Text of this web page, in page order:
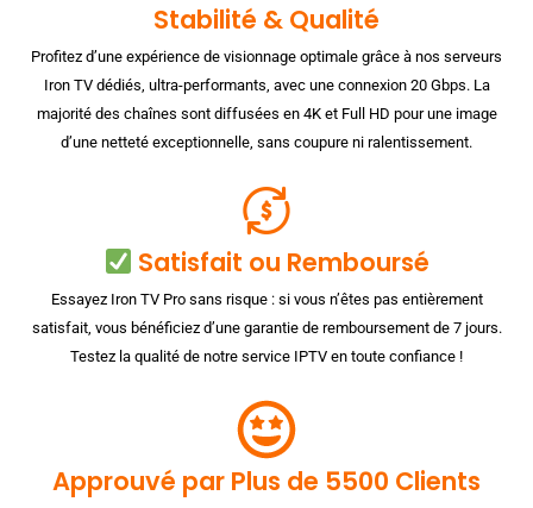
Stabilité & Qualité
Profitez d’une expérience de visionnage optimale grâce à nos serveurs
Iron TV dédiés, ultra-performants, avec une connexion 20 Gbps. La
majorité des chaînes sont diffusées en 4K et Full HD pour une image
d’une netteté exceptionnelle, sans coupure ni ralentissement.
Satisfait ou Remboursé
Essayez Iron TV Pro sans risque : si vous n’êtes pas entièrement
satisfait, vous bénéficiez d’une garantie de remboursement de 7 jours.
Testez la qualité de notre service IPTV en toute confiance !
Approuvé par Plus de 5500 Clients